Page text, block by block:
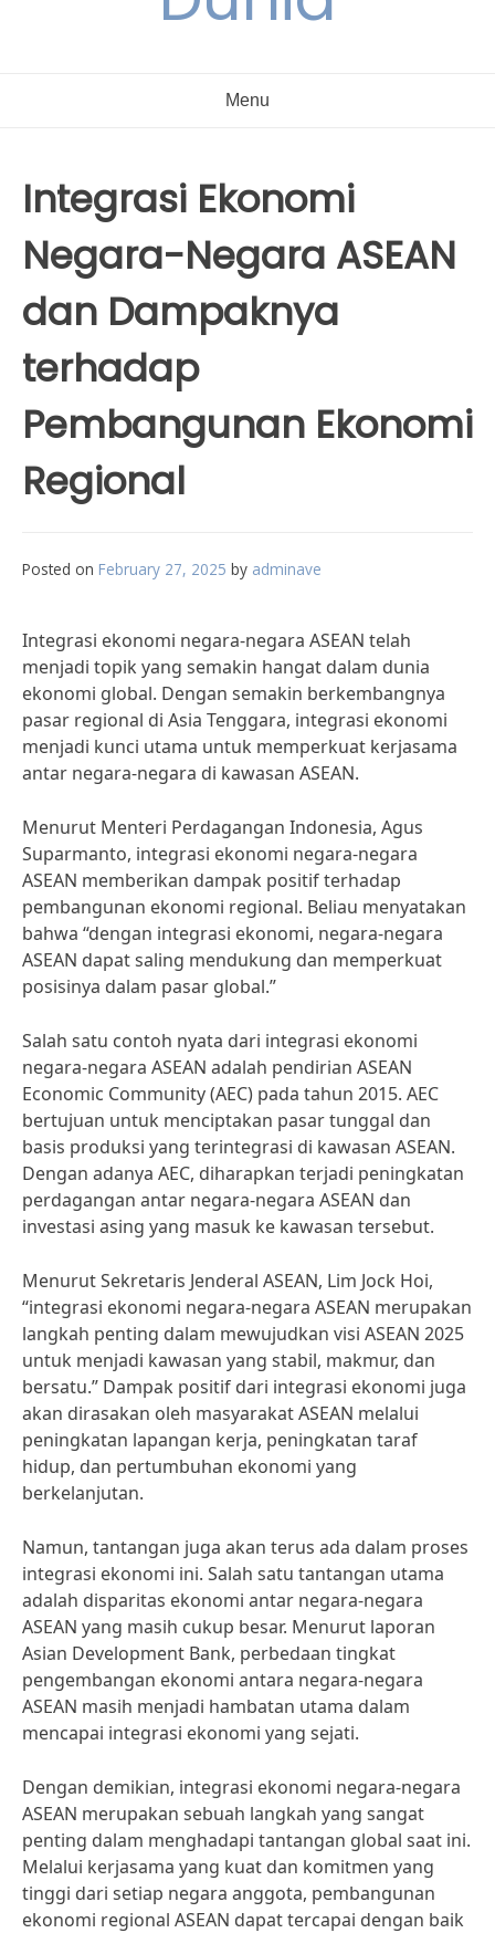
Menu
Integrasi Ekonomi
Negara-Negara ASEAN
dan Dampaknya
terhadap
Pembangunan Ekonomi
Regional
Posted on February 27, 2025 by adminave
Integrasi ekonomi negara-negara ASEAN telah
menjadi topik yang semakin hangat dalam dunia
ekonomi global. Dengan semakin berkembangnya
pasar regional di Asia Tenggara, integrasi ekonomi
menjadi kunci utama untuk memperkuat kerjasama
antar negara-negara di kawasan ASEAN.
Menurut Menteri Perdagangan Indonesia, Agus
Suparmanto, integrasi ekonomi negara-negara
ASEAN memberikan dampak positif terhadap
pembangunan ekonomi regional. Beliau menyatakan
bahwa “dengan integrasi ekonomi, negara-negara
ASEAN dapat saling mendukung dan memperkuat
posisinya dalam pasar global.”
Salah satu contoh nyata dari integrasi ekonomi
negara-negara ASEAN adalah pendirian ASEAN
Economic Community (AEC) pada tahun 2015. AEC
bertujuan untuk menciptakan pasar tunggal dan
basis produksi yang terintegrasi di kawasan ASEAN.
Dengan adanya AEC, diharapkan terjadi peningkatan
perdagangan antar negara-negara ASEAN dan
investasi asing yang masuk ke kawasan tersebut.
Menurut Sekretaris Jenderal ASEAN, Lim Jock Hoi,
“integrasi ekonomi negara-negara ASEAN merupakan
langkah penting dalam mewujudkan visi ASEAN 2025
untuk menjadi kawasan yang stabil, makmur, dan
bersatu.” Dampak positif dari integrasi ekonomi juga
akan dirasakan oleh masyarakat ASEAN melalui
peningkatan lapangan kerja, peningkatan taraf
hidup, dan pertumbuhan ekonomi yang
berkelanjutan.
Namun, tantangan juga akan terus ada dalam proses
integrasi ekonomi ini. Salah satu tantangan utama
adalah disparitas ekonomi antar negara-negara
ASEAN yang masih cukup besar. Menurut laporan
Asian Development Bank, perbedaan tingkat
pengembangan ekonomi antara negara-negara
ASEAN masih menjadi hambatan utama dalam
mencapai integrasi ekonomi yang sejati.
Dengan demikian, integrasi ekonomi negara-negara
ASEAN merupakan sebuah langkah yang sangat
penting dalam menghadapi tantangan global saat ini.
Melalui kerjasama yang kuat dan komitmen yang
tinggi dari setiap negara anggota, pembangunan
ekonomi regional ASEAN dapat tercapai dengan baik